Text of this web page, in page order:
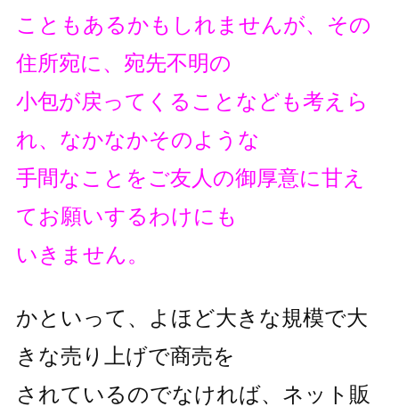
こともあるかもしれませんが、その
住所宛に、宛先不明の
小包が戻ってくることなども考えら
れ、なかなかそのような
手間なことをご友人の御厚意に甘え
てお願いするわけにも
いきません。
かといって、よほど大きな規模で大
きな売り上げで商売を
されているのでなければ、ネット販